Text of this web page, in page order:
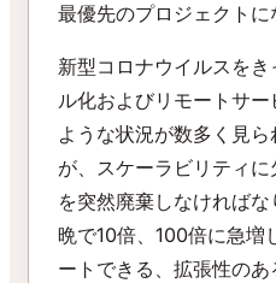
最優先のプロジェクトに
新型コロナウイルスを
ル化およびリモートサ
ような状況が数多く見
が、スケーラビリティ
を突然廃棄しなければ
晩で10倍、100倍に急増
ートできる、拡張性の